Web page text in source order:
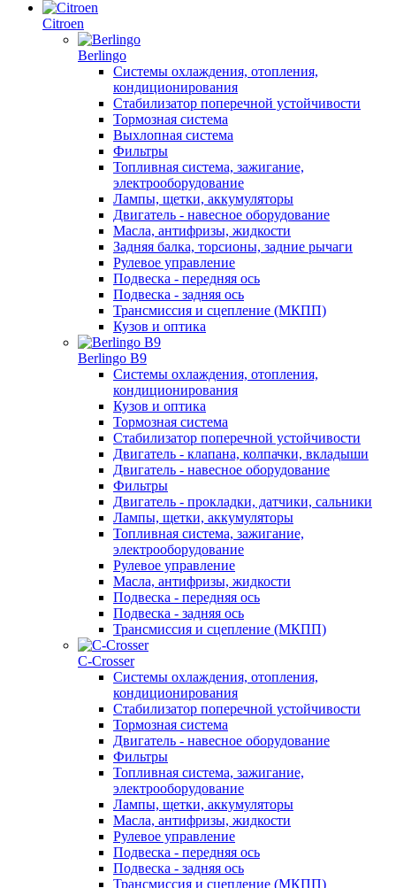
Citroen
Berlingo
Системы охлаждения, отопления,
кондиционирования
Стабилизатор поперечной устойчивости
Тормозная система
Выхлопная система
Фильтры
Топливная система, зажигание,
электрооборудование
Лампы, щетки, аккумуляторы
Двигатель - навесное оборудование
Масла, антифризы, жидкости
Задняя балка, торсионы, задние рычаги
Рулевое управление
Подвеска - передняя ось
Подвеска - задняя ось
Трансмиссия и сцепление (МКПП)
Кузов и оптика
Berlingo B9
Системы охлаждения, отопления,
кондиционирования
Кузов и оптика
Тормозная система
Стабилизатор поперечной устойчивости
Двигатель - клапана, колпачки, вкладыши
Двигатель - навесное оборудование
Фильтры
Двигатель - прокладки, датчики, сальники
Лампы, щетки, аккумуляторы
Топливная система, зажигание,
электрооборудование
Рулевое управление
Масла, антифризы, жидкости
Подвеска - передняя ось
Подвеска - задняя ось
Трансмиссия и сцепление (МКПП)
С-Сrosser
Системы охлаждения, отопления,
кондиционирования
Стабилизатор поперечной устойчивости
Тормозная система
Двигатель - навесное оборудование
Фильтры
Топливная система, зажигание,
электрооборудование
Лампы, щетки, аккумуляторы
Масла, антифризы, жидкости
Рулевое управление
Подвеска - передняя ось
Подвеска - задняя ось
Трансмиссия и сцепление (МКПП)